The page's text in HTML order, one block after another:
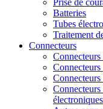
Prise de
Batteries
Tubes
Traitement
Connecteurs
Connecteurs
Connecteurs
électroniques